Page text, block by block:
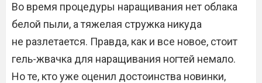
Во время процедуры наращивания нет облака
белой пыли, а тяжелая стружка никуда
не разлетается. Правда, как и все новое, стоит
гель-жвачка для наращивания ногтей немало.
Но те, кто уже оценил достоинства новинки,